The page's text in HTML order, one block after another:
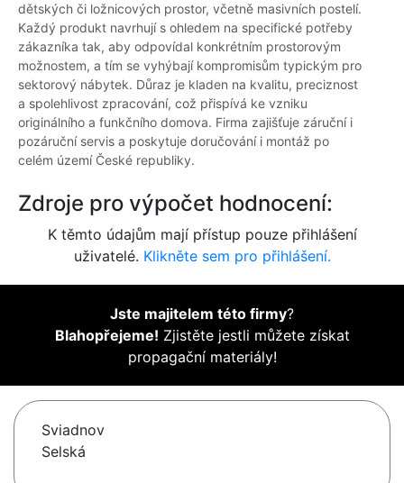
dětských či ložnicových prostor, včetně masivních postelí.
Každý produkt navrhují s ohledem na specifické potřeby
zákazníka tak, aby odpovídal konkrétním prostorovým
možnostem, a tím se vyhýbají kompromisům typickým pro
sektorový nábytek. Důraz je kladen na kvalitu, preciznost
a spolehlivost zpracování, což přispívá ke vzniku
originálního a funkčního domova. Firma zajišťuje záruční i
pozáruční servis a poskytuje doručování i montáž po
celém území České republiky.
Zdroje pro výpočet hodnocení:
K těmto údajům mají přístup pouze přihlášení
uživatelé. Klikněte sem pro přihlášení.
Jste majitelem této firmy?
Blahopřejeme! Zjistěte jestli můžete získat
propagační materiály!
Sviadnov
Selská